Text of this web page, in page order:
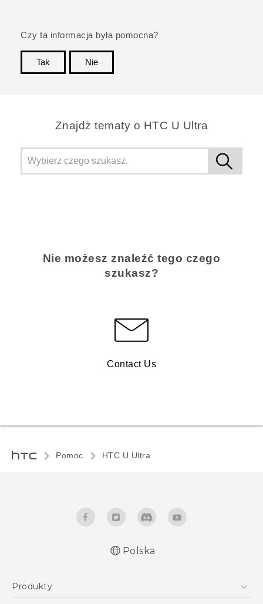
Czy ta informacja była pomocna?
Tak
Nie
Znajdż tematy o HTC U Ultra
Nie możesz znaleźć tego czego
szukasz?
Contact Us
Pomoc HTC U Ultra‎
Polska
Produkty